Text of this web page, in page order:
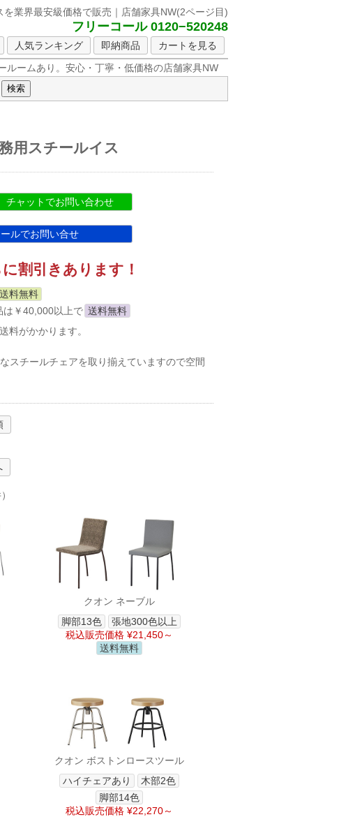
を業界最安級価格で販売｜店舗家具NW(2ページ目)
フリーコール 0120−520248
人気ランキング 即納商品
カートを見る
ルームあり。安心・丁寧・低価格の店舗家具NW
用スチールイス
ャットでお問い合わせ
ールでお問い合せ
割引きあります！
送料無料
は￥40,000以上で 送料無料
料がかかります。
スチールチェアを取り揃えていますので空間
クオン ネーブル
脚部13色
張地300色以上
税込販売価格 ¥21,450～
送料無料
クオン ボストンロースツール
ハイチェアあり
木部2色
脚部14色
税込販売価格 ¥22,270～